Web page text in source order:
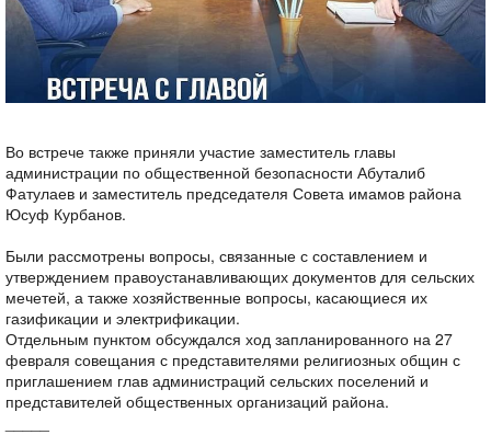
Во встрече также приняли участие заместитель главы
администрации по общественной безопасности Абуталиб
Фатулаев и заместитель председателя Совета имамов района
Юсуф Курбанов.
Были рассмотрены вопросы, связанные с составлением и
утверждением правоустанавливающих документов для сельских
мечетей, а также хозяйственные вопросы, касающиеся их
газификации и электрификации.
Отдельным пунктом обсуждался ход запланированного на 27
февраля совещания с представителями религиозных общин с
приглашением глав администраций сельских поселений и
представителей общественных организаций района.